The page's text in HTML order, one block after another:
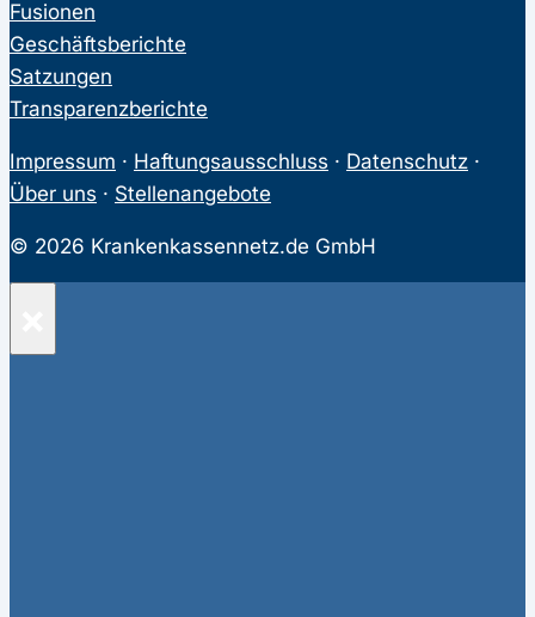
Fusionen
Geschäftsberichte
Satzungen
Transparenzberichte
Impressum · Haftungsausschluss · Datenschutz ·
Über uns · Stellenangebote
© 2026 Krankenkassennetz.de GmbH